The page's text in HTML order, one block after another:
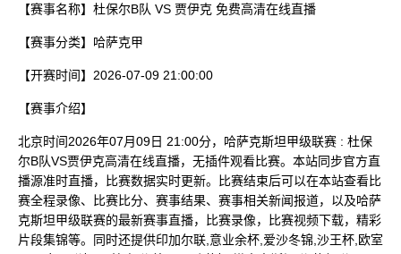
【赛事名称】 杜保尔B队 VS 贾伊克 免费高清在线直播
【赛事分类】 哈萨克甲
【开赛时间】 2026-07-09 21:00:00
【赛事介绍】
北京时间2026年07月09日 21:00分，哈萨克斯坦甲级联赛 : 杜保
尔B队VS贾伊克高清在线直播，无插件观看比赛。本站同步官方直
播源准时直播，比赛数据实时更新。比赛结束后可以在本站查看比
赛全程录像、比赛比分、赛事结果、赛事相关新闻报道，以及哈萨
克斯坦甲级联赛的最新赛事直播，比赛录像，比赛视频下载，精彩
片段集锦等。同时还提供印加尔联,意业余杯,爱沙冬锦,沙王杯,欧室